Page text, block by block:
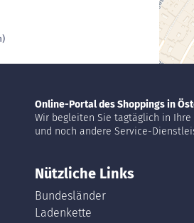
Online-Portal des Shoppings in
Wir begleiten Sie tagtäglich in
und noch andere Service-
Nützliche Links
Bundesländer
Ladenkette